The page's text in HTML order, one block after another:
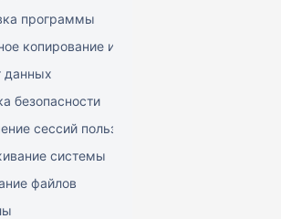
программы
копирование и восстановление базы
данных
безопасности
сессий пользователя
системы
файлов